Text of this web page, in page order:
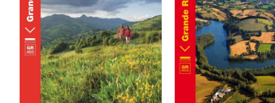
ACHETER LE PRODUIT
/
DÉTAILS
AJOUTER AU
DÉTAILS